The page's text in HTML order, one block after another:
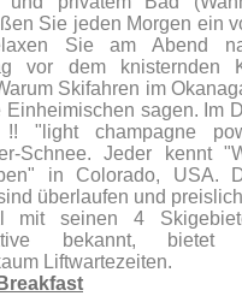
Sie jeden Morgen ein
Sie am Abend
vor dem knisternden
Skifahren im
sagen. Im
"light champagne
Schnee. Jeder kennt
in Colorado, USA.
überlaufen und
mit seinen 4
bekannt, bietet
Liftwartezeiten.